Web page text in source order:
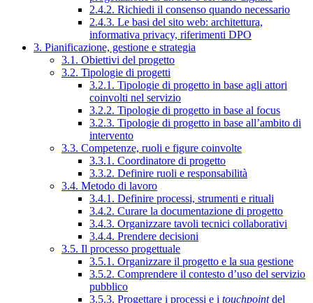
2.4.2. Richiedi il consenso quando necessario
2.4.3. Le basi del sito web: architettura,
informativa privacy, riferimenti DPO
3. Pianificazione, gestione e strategia
3.1. Obiettivi del progetto
3.2. Tipologie di progetti
3.2.1. Tipologie di progetto in base agli attori
coinvolti nel servizio
3.2.2. Tipologie di progetto in base al focus
3.2.3. Tipologie di progetto in base all’ambito di
intervento
3.3. Competenze, ruoli e figure coinvolte
3.3.1. Coordinatore di progetto
3.3.2. Definire ruoli e responsabilità
3.4. Metodo di lavoro
3.4.1. Definire processi, strumenti e rituali
3.4.2. Curare la documentazione di progetto
3.4.3. Organizzare tavoli tecnici collaborativi
3.4.4. Prendere decisioni
3.5. Il processo progettuale
3.5.1. Organizzare il progetto e la sua gestione
3.5.2. Comprendere il contesto d’uso del servizio
pubblico
3.5.3. Progettare i processi e i touchpointdel